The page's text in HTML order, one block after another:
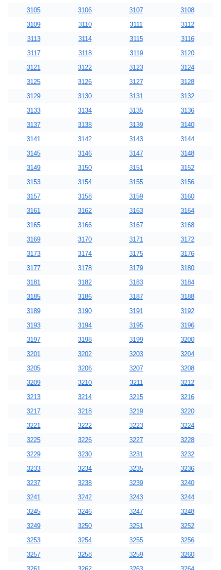
3105
3106 3107
3108
3109
3110 3111
3112
3113
3114 3115
3116
3117
3118 3119
3120
3121
3122 3123
3124
3125
3126 3127
3128
3129
3130 3131
3132
3133
3134 3135
3136
3137
3138 3139
3140
3141
3142 3143
3144
3145
3146 3147
3148
3149
3150 3151
3152
3153
3154 3155
3156
3157
3158 3159
3160
3161
3162 3163
3164
3165
3166 3167
3168
3169
3170 3171
3172
3173
3174 3175
3176
3177
3178 3179
3180
3181
3182 3183
3184
3185
3186 3187
3188
3189
3190 3191
3192
3193
3194 3195
3196
3197
3198 3199
3200
3201
3202 3203
3204
3205
3206 3207
3208
3209
3210 3211
3212
3213
3214 3215
3216
3217
3218 3219
3220
3221
3222 3223
3224
3225
3226 3227
3228
3229
3230 3231
3232
3233
3234 3235
3236
3237
3238 3239
3240
3241
3242 3243
3244
3245
3246 3247
3248
3249
3250 3251
3252
3253
3254 3255
3256
3257
3258 3259
3260